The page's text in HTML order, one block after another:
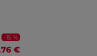
-15 %
€